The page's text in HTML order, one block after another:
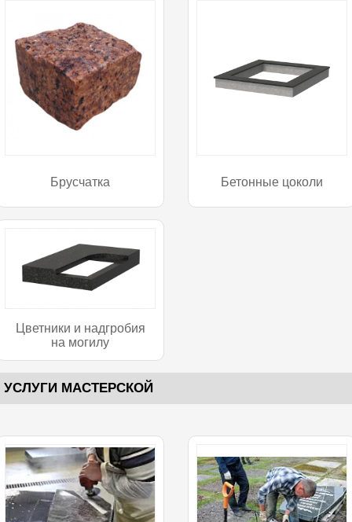
Брусчатка Бетонные цоколи
Цветники и надгробия
на могилу
УСЛУГИ МАСТЕРСКОЙ